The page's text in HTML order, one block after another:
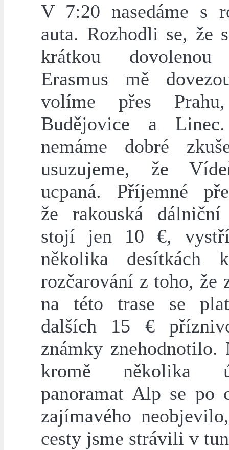
V 7:20 nasedáme s
auta. Rozhodli se, že
krátkou
Erasmus mě
volíme přes
Budějovice a
nemáme dobré
usuzujeme, že
ucpaná. Příjemné
že rakouská dálniční
stojí jen 10 €,
několika desítkách
rozčarování z toho, že
na této trase se
dalších 15 €
známky znehodnotilo.
kromě několika
panoramat Alp se po
zajímavého
cesty jsme strávili v